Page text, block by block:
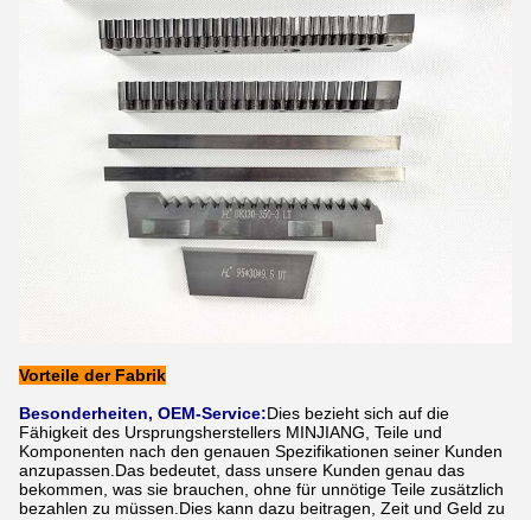
Vorteile der Fabrik
Besonderheiten, OEM-Service:Dies bezieht sich auf die
Fähigkeit des Ursprungsherstellers MINJIANG, Teile und
Komponenten nach den genauen Spezifikationen seiner Kunden
anzupassen.Das bedeutet, dass unsere Kunden genau das
bekommen, was sie brauchen, ohne für unnötige Teile zusätzlich
bezahlen zu müssen.Dies kann dazu beitragen, Zeit und Geld zu